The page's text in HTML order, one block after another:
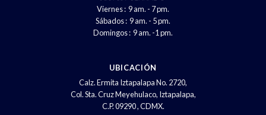
Viernes : 9 am. - 7 pm.
Sábados : 9 am. - 5 pm.
Domingos : 9 am. -1 pm.
UBICACIÓN
Calz. Ermita Iztapalapa No. 2720,
Col. Sta. Cruz Meyehulaco, Iztapalapa,
C.P. 09290 , CDMX.